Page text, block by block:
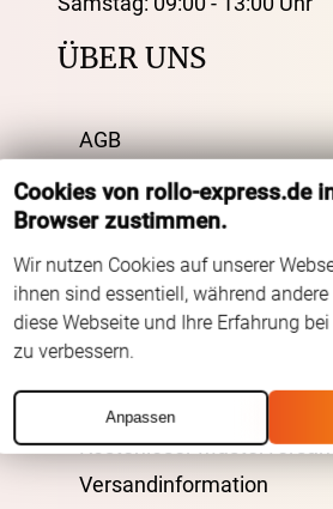
Cookies von rollo-express.de
Browser zustimmen.
Wir nutzen Cookies auf unserer
ihnen sind essentiell, während
diese Webseite und Ihre Erfahrung
zu verbessern.
Anpassen
ÜBER UNS
AGB
Impressum
Datenschutz
FAQ
Kontakt
Zahlarten
VERSAND
Kostenloser
Versandinformation